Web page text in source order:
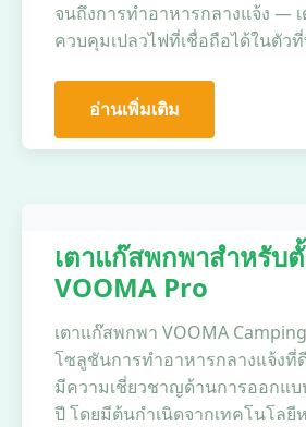
จนถึงการทำอาหารกลางแจ้ง —
ควบคุมเปลวไฟที่เชื่อถือได้ในตัว
อ่านเพิ่มเติม
เตาแก๊สพกพาสำหรับ
VOOMA Pro
เตาแก๊สพกพา VOOMA
โซลูชันการทำอาหารกลางแจ้งที่
มีความเชี่ยวชาญด้านการออกแ
ปี โดยมีต้นกำเนิดจากเทคโนโลยี